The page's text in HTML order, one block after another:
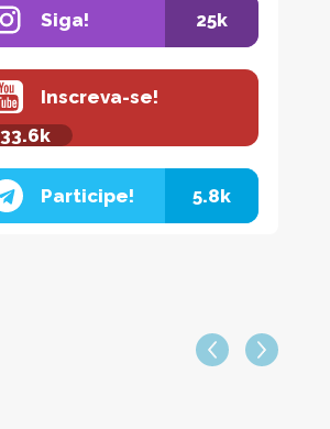
Siga! 25k
Inscreva-se!
33.6k
Participe! 5.8k